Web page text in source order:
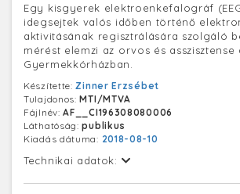
Egy kisgyerek elektroenkefalográf
idegsejtek valós időben történő
aktivitásának regisztrálására szolgáló
mérést elemzi az orvos és asszisztense
Gyermekkórházban.
Készítette:Zinner Erzsébet
Tulajdonos:MTI/MTVA
Fájlnév:AF__CI196308080006
Láthatóság:publikus
Kiadás dátuma: 2018-08-10
Technikai adatok: